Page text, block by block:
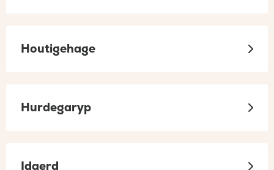
Houtigehage
Hurdegaryp
Idaerd